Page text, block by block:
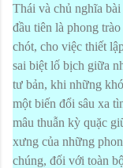
Thái và chủ nghĩa
đầu tiên là phong
chót, cho việc thiết
sai biệt lố bịch giữa
tư bản, khi những
một biến đổi sâu xa
mâu thuẫn kỳ quặc
xưng của những
chúng, đối với toàn